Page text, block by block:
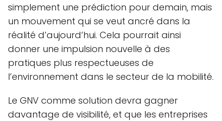
simplement une prédiction pour demain, mais
un mouvement qui se veut ancré dans la
réalité d’aujourd’hui. Cela pourrait ainsi
donner une impulsion nouvelle à des
pratiques plus respectueuses de
l’environnement dans le secteur de la mobilité.
Le GNV comme solution devra gagner
davantage de visibilité, et que les entreprises